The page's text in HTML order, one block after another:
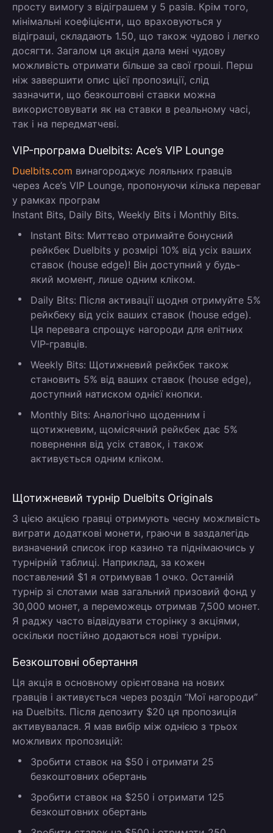
просту вимогу з відіграшем у 5 разів. Крім того,
мінімальні коефіцієнти, що враховуються у
відіграші, складають 1.50, що також чудово і легко
досягти. Загалом ця акція дала мені чудову
можливість отримати більше за свої гроші. Перш
ніж завершити опис цієї пропозиції, слід
зазначити, що безкоштовні ставки можна
використовувати як на ставки в реальному часі,
так і на передматчеві.
VIP-програма Duelbits: Ace’s VIP Lounge
Duelbits.com винагороджує лояльних гравців
через Ace’s VIP Lounge, пропонуючи кілька переваг
у рамках програм
Instant Bits, Daily Bits, Weekly Bits і Monthly Bits.
Instant Bits: Миттєво отримайте бонусний
рейкбек Duelbits у розмірі 10% від усіх ваших
ставок (house edge)! Він доступний у будь-
який момент, лише одним кліком.
Daily Bits: Після активації щодня отримуйте 5%
рейкбеку від усіх ваших ставок (house edge).
Ця перевага спрощує нагороди для елітних
VIP-гравців.
Weekly Bits: Щотижневий рейкбек також
становить 5% від ваших ставок (house edge),
доступний натиском однієї кнопки.
Monthly Bits: Аналогічно щоденним і
щотижневим, щомісячний рейкбек дає 5%
повернення від усіх ставок, і також
активується одним кліком.
Щотижневий турнір Duelbits Originals
З цією акцією гравці отримують чесну можливість
виграти додаткові монети, граючи в заздалегідь
визначений список ігор казино та піднімаючись у
турнірній таблиці. Наприклад, за кожен
поставлений $1 я отримував 1 очко. Останній
турнір зі слотами мав загальний призовий фонд у
30,000 монет, а переможець отримав 7,500 монет.
Я раджу часто відвідувати сторінку з акціями,
оскільки постійно додаються нові турніри.
Безкоштовні обертання
Ця акція в основному орієнтована на нових
гравців і активується через розділ “Мої нагороди”
на Duelbits. Після депозиту $20 ця пропозиція
активувалася. Я мав вибір між однією з трьох
можливих пропозицій:
Зробити ставок на $50 і отримати 25
безкоштовних обертань
Зробити ставок на $250 і отримати 125
безкоштовних обертань